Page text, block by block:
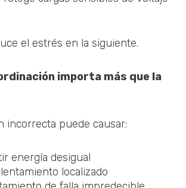
el estrés en la siguiente.
importa más que la
incorrecta puede causar:
energía desigual
localizado